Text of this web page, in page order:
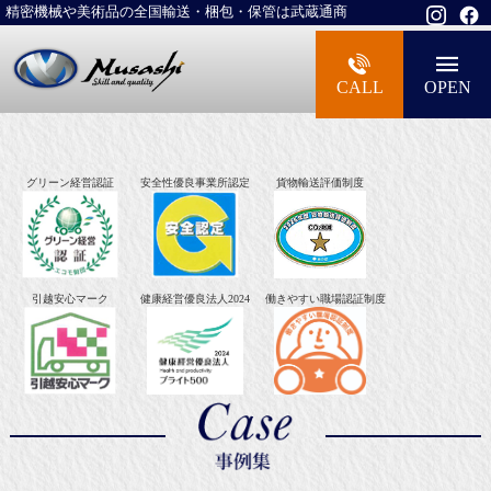
精密機械や美術品の全国輸送・梱包・保管は武蔵通商
大型精密機械・美術品・高級楽器の梱包・
CALL OPEN
グリーン経営認証 安全性優良事業所認定 貨物輸送評価制度
引越安心マーク 健康経営優良法人2024 働きやすい職場認証制度